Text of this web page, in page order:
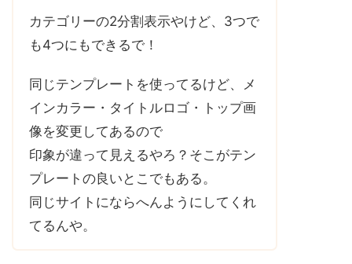
カテゴリーの2分割表示やけど、3つで
も4つにもできるで！
同じテンプレートを使ってるけど、メ
インカラー・タイトルロゴ・トップ画
像を変更してあるので
印象が違って見えるやろ？そこがテン
プレートの良いとこでもある。
同じサイトにならへんようにしてくれ
てるんや。